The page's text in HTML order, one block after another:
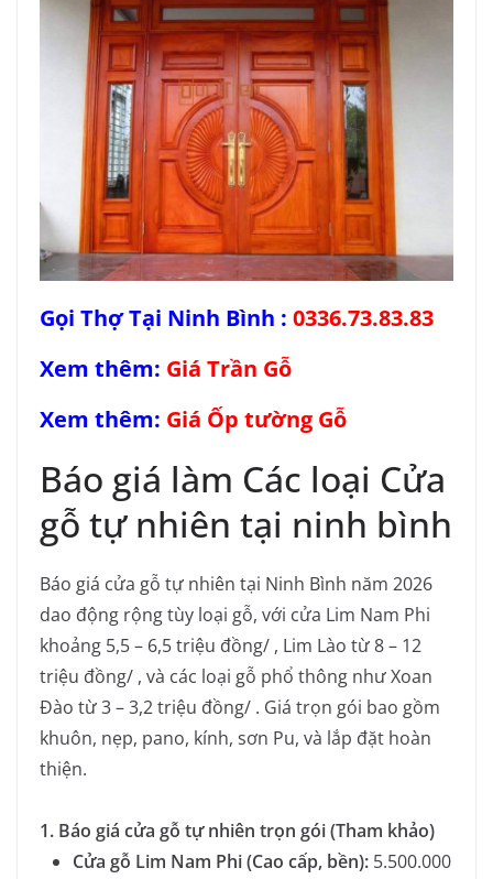
Gọi Thợ Tại Ninh Bình : 0336.73.83.83
Xem thêm: Giá Trần Gỗ
Xem thêm: Giá Ốp tường Gỗ
Báo giá làm Các loại Cửa
gỗ tự nhiên tại ninh bình
Báo giá cửa gỗ tự nhiên tại Ninh Bình năm 2026
dao động rộng tùy loại gỗ, với cửa Lim Nam Phi
khoảng 5,5 – 6,5 triệu đồng/ , Lim Lào từ 8 – 12
triệu đồng/ , và các loại gỗ phổ thông như Xoan
Đào từ 3 – 3,2 triệu đồng/ . Giá trọn gói bao gồm
khuôn, nẹp, pano, kính, sơn Pu, và lắp đặt hoàn
thiện.
1. Báo giá cửa gỗ tự nhiên trọn gói (Tham khảo)
Cửa gỗ Lim Nam Phi(Cao cấp, bền): 5.500.000